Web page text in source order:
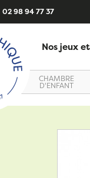
02 98 94 77 37
Nos jeux
CHAMBRE
D'ENFANT